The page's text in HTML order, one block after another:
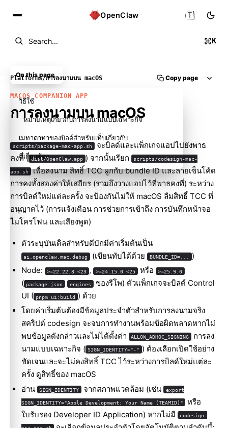
OpenClaw
Search... K
🇹🇭
Platforms/การลงนามบน macOS Copy page
MACOS COMPANION APP
การลงนามบน macOS
scripts/package-mac-app.sh จะบิลด์และแพ็กเกจแอปไปยังพาธ
คงที่ ( dist/OpenClaw.app ) จากนั้นเรียก scripts/codesign-mac-
app.sh เพื่อลงนาม สิทธิ์ TCC ผูกกับ bundle ID และลายเซ็นโค้ด
การคงทั้งสองค่าให้เสถียร (รวมถึงวางแอปไว้ที่พาธคงที่) ระหว่าง
การบิลด์ใหม่แต่ละครั้ง จะป้องกันไม่ให้ macOS ลืมสิทธิ์ TCC ที่
อนุญาตไว้ (การแจ้งเตือน การช่วยการเข้าถึง การบันทึกหน้าจอ
ไมโครโฟน และเสียงพูด)
ตัวระบุบันเดิลสำหรับดีบักมีค่าเริ่มต้นเป็น
ai.openclaw.mac.debug (เขียนทับได้ด้วย BUNDLE_ID=...
)
Node:
>=22.22.3 <23 , >=24.15.0 <25 หรือ >=25.9.0
( package.json engines ของรีโพ) ตัวแพ็กเกจจะบิลด์ Control
UI ( pnpm ui:build ) ด้วย
โดยค่าเริ่มต้นต้องมีข้อมูลประจำตัวสำหรับการลงนามจริง
สคริปต์ codesign จะจบการทำงานพร้อมข้อผิดพลาดหากไม่
พบข้อมูลดังกล่าวและไม่ได้ตั้งค่า
ALLOW_ADHOC_SIGNING
การลง
นามแบบเฉพาะกิจ ( SIGN_IDENTITY="-" ) ต้องเลือกเปิดใช้อย่าง
ชัดเจนและจะไม่คงสิทธิ์ TCC ไว้ระหว่างการบิลด์ใหม่แต่ละ
ครั้ง ดูสิทธิ์ของ macOS
อ่าน
SIGN_IDENTITY จากสภาพแวดล้อม (เช่น export
SIGN_IDENTITY="Apple Development: Your Name (TEAMID)"
หรือ
ใบรับรอง Developer ID Application) หากไม่มี
codesign-
On this page
วิธีใช้
หมายเหตุเกี่ยวกับการลงนามแบบเฉพาะกิจ
เมทาดาทาของบิลด์สำหรับแท็บเกี่ยวกับ
ที่เกี่ยวข้อง